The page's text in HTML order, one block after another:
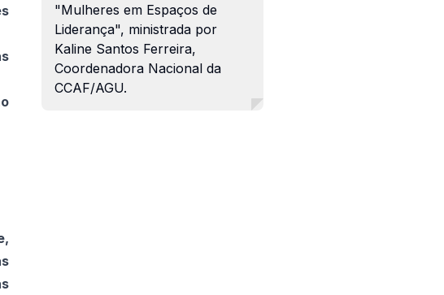
"Mulheres em Espaços de
Liderança", ministrada por
Kaline Santos Ferreira,
Coordenadora Nacional da
CCAF/AGU.